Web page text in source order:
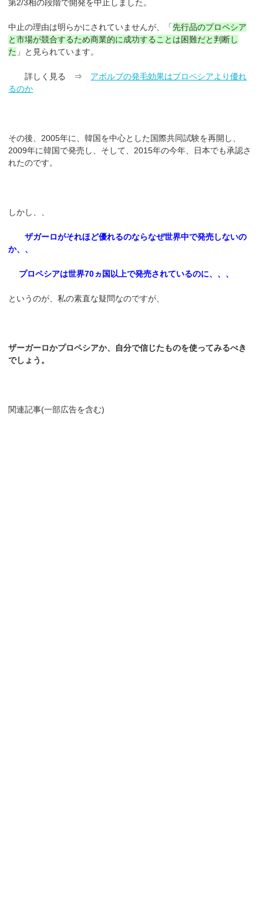
第2/3相の段階で開発を中止しました。
中止の理由は明らかにされていませんが、「先行品のプロペシア
と市場が競合するため商業的に成功することは困難だと判断し
た 」と見られています。
詳しく見る ⇒ アボルブの発毛効果はプロペシアより優れ
るのか
その後、2005年に、韓国を中心とした国際共同試験を再開し、
2009年に韓国で発売し、そして、2015年の今年、日本でも承認さ
れたのです。
しかし、、
ザガーロがそれほど優れるのならなぜ世界中で発売しないの
か、、
プロペシアは世界70ヵ国以上で発売されているのに、、、
というのが、私の素直な疑問なのですが、
ザーガーロかプロペシアか、自分で信じたものを使ってみるべき
でしょう。
関連記事(一部広告を含む)